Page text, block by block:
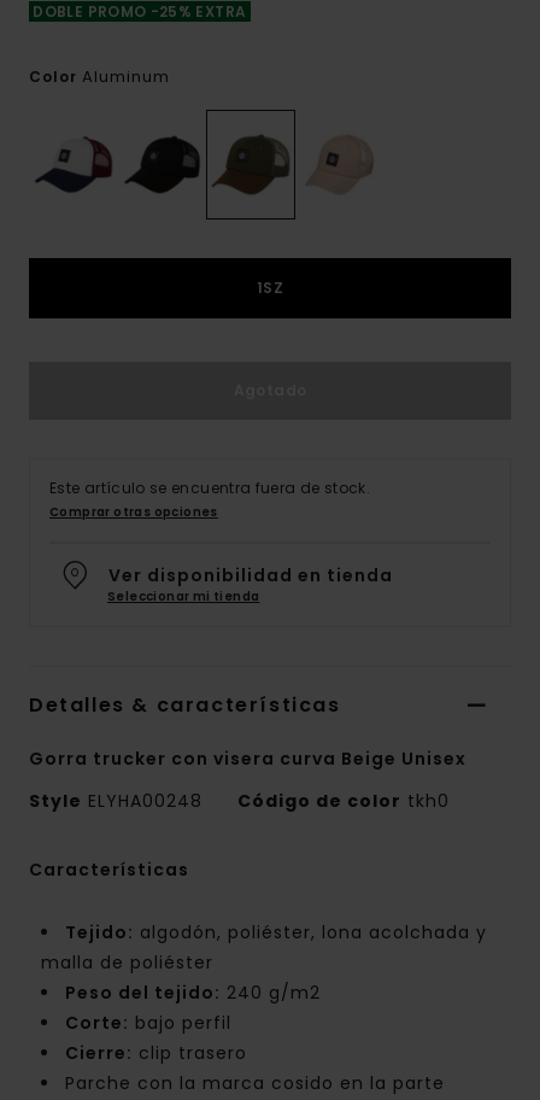
DOBLE PROMO -25% EXTRA
Color Aluminum
1SZ
Este artículo se encuentra fuera de stock.
Comprar otras opciones
Ver disponibilidad en tienda
Seleccionar mi tienda
Detalles & características
Gorra trucker con visera curva Beige Unisex
Style ELYHA00248 Código de color tkh0
Características
Tejido: algodón, poliéster, lona acolchada y
malla de poliéster
Peso del tejido: 240 g/m2
Corte: bajo perfil
Cierre: clip trasero
Parche con la marca cosido en la parte